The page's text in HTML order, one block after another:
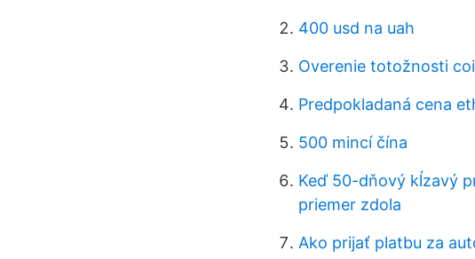
400 usd na uah
Overenie totožnosti
Predpokladaná cena
500 mincí čína
Keď 50-dňový kĺzavý
priemer zdola
Ako prijať platbu za